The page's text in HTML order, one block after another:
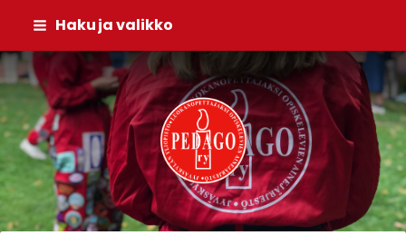
Siirry
sisältöön
Haku ja valikko
Pedago ry